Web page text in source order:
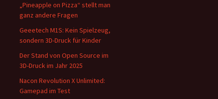
„Pineapple on Pizza“ stellt man
ganz andere Fragen
Geeetech M1S: Kein Spielzeug,
sondern 3D-Druck für Kinder
Der Stand von Open Source im
3D-Druck im Jahr 2025
Nacon Revolution X Unlimited:
Gamepad im Test